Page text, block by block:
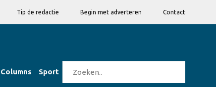
Tip de redactie Begin met adverteren Contact
Columns Sport